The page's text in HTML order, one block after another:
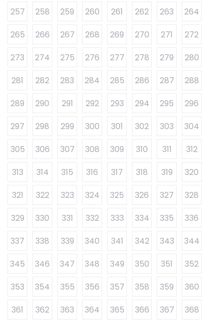
257
258 259 260 261 262 263
264
265
266 267 268 269 270 271
272
273
274 275 276 277 278 279
280
281
282 283 284 285 286 287
288
289
290 291 292 293 294 295
296
297
298 299 300 301 302 303
304
305
306 307 308 309 310 311
312
313
314 315 316 317 318 319
320
321
322 323 324 325 326 327
328
329
330 331 332 333 334 335
336
337
338 339 340 341 342 343
344
345
346 347 348 349 350 351
352
353
354 355 356 357 358 359
360
361
362 363 364 365 366 367 368